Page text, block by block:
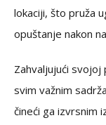
lokaciji, što pruža
opuštanje nakon
Zahvaljujući
svim važnim
čineći ga izvrsnim